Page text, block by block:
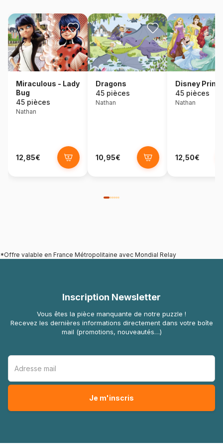
Miraculous - Lady
Bug
45 pièces
Nathan
12,85€
Dragons
45 pièces
Nathan
10,95€
Disney
45 pièces
Nathan
12,50€
*Offre valable en France Métropolitaine avec Mondial Relay
Inscription Newsletter
Vous êtes la pièce manquante de notre puzzle !
Recevez les dernières informations directement dans votre boîte
mail (promotions, nouveautés…)